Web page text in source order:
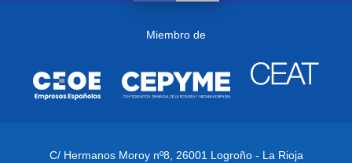
Miembro de
C/ Hermanos Moroy nº8, 26001 Logroño - La Rioja